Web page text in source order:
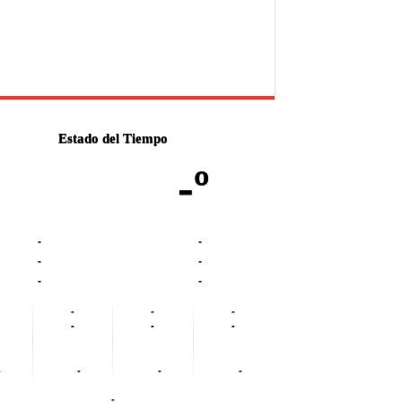
Estado del Tiempo
-º
-
-
-
-
-
-
-
-
-
-
-
-
-
-
-
-